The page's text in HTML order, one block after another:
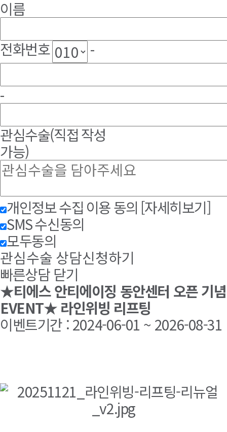
이름
전화번호
-
-
관심수술(직접 작성
가능)
개인정보 수집 이용 동의 [자세히보기]
SMS 수신동의
모두동의
관심수술 상담신청하기
빠른상담 닫기
★티에스 안티에이징 동안센터 오픈 기념
EVENT★ 라인위빙 리프팅
이벤트기간 : 2024-06-01 ~ 2026-08-31